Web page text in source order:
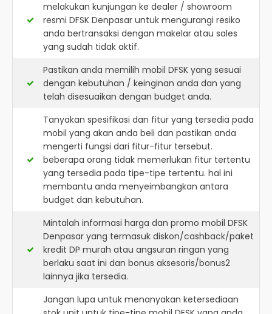
melakukan kunjungan ke dealer / showroom
resmi DFSK Denpasar untuk mengurangi resiko
anda bertransaksi dengan makelar atau sales
yang sudah tidak aktif.
Pastikan anda memilih mobil DFSK yang sesuai
dengan kebutuhan / keinginan anda dan yang
telah disesuaikan dengan budget anda.
Tanyakan spesifikasi dan fitur yang tersedia pada
mobil yang akan anda beli dan pastikan anda
mengerti fungsi dari fitur-fitur tersebut.
beberapa orang tidak memerlukan fitur tertentu
yang tersedia pada tipe-tipe tertentu. hal ini
membantu anda menyeimbangkan antara
budget dan kebutuhan.
Mintalah informasi harga dan promo mobil DFSK
Denpasar yang termasuk diskon/cashback/paket
kredit DP murah atau angsuran ringan yang
berlaku saat ini dan bonus aksesoris/bonus2
lainnya jika tersedia.
Jangan lupa untuk menanyakan ketersediaan